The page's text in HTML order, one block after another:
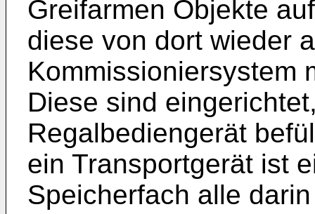
Greifarmen Objekte
diese von dort wieder
Kommissioniersystem
Diese sind
Regalbediengerät
ein Transportgerät ist
Speicherfach alle